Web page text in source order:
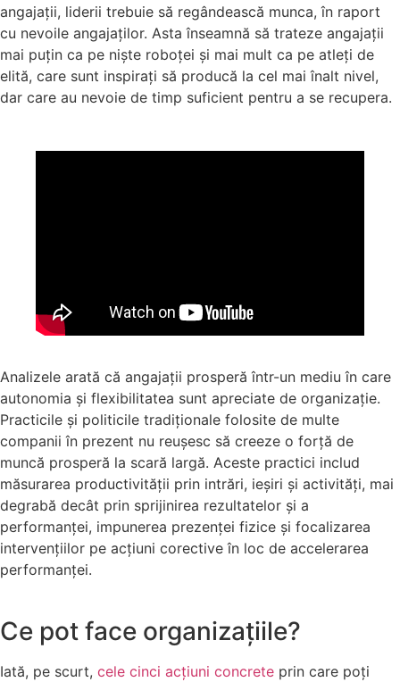
angajații, liderii trebuie să regândească munca, în raport
cu nevoile angajaților. Asta înseamnă să trateze angajații
mai puțin ca pe niște roboței și mai mult ca pe atleți de
elită, care sunt inspirați să producă la cel mai înalt nivel,
dar care au nevoie de timp suficient pentru a se recupera.
Analizele arată că angajații prosperă într-un mediu în care
autonomia și flexibilitatea sunt apreciate de organizație.
Practicile și politicile tradiționale folosite de multe
companii în prezent nu reușesc să creeze o forță de
muncă prosperă la scară largă. Aceste practici includ
măsurarea productivității prin intrări, ieșiri și activități, mai
degrabă decât prin sprijinirea rezultatelor și a
performanței, impunerea prezenței fizice și focalizarea
intervențiilor pe acțiuni corective în loc de accelerarea
performanței.
Ce pot face organizațiile?
Iată, pe scurt, cele cinci acțiuni concrete prin care poți